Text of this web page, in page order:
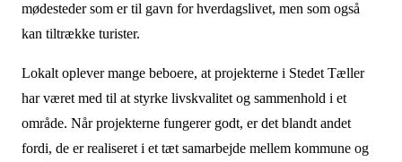
mødesteder som er til gavn for hverdagslivet, men som også
kan tiltrække turister.
Lokalt oplever mange beboere, at projekterne i Stedet Tæller
har været med til at styrke livskvalitet og sammenhold i et
område. Når projekterne fungerer godt, er det blandt andet
fordi, de er realiseret i et tæt samarbejde mellem kommune og